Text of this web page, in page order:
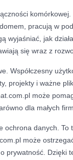
pracują w
wyjaśniać, jak
się wraz z
Współczesny
projekty i ważne
może
dla małych
ochrona danych. To
może
prywatność. Dzięki